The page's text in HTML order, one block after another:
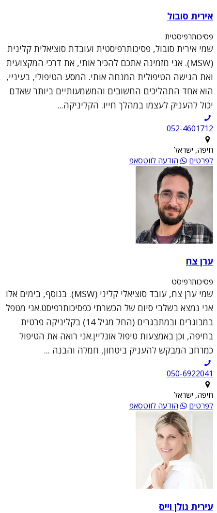
אירית סובול
פסיכותרפיסטית
שמי אירית סובול, פסיכותרפיסטית ועובדת סוציאלית קלינית
(MSW). אני מזמינה אתכם להכיר אותי, את דרכי המקצועית
ואת הגישה הטיפולית המנחה אותי. המסע הטיפולי, בעיניי,
הוא אחד התהליכים החשובים והמשמעותיים ביותר שאדם
יכול להעניק לעצמו במהלך חייו. הקליניקה...
052-4601712
חיפה, ישראל
לפרטים
הודעה לווטסאפ
ערן צח
פסיכותרפיסט
שמי ערן צח, עובד סוציאלי קליני (MSW). בנוסף, בימים אלו
אני נמצא בשלבי סיום של הכשרתי כפסיכותרפיסט.אני מטפל
במבוגרים ובמתבגרים (החל מגיל 14) בקליניקה פרטית
בחיפה, וכן באמצעות טיפול אונליין.אני רואה את הטיפול
כמרחב המבקש להעניק ביטחון, חמלה והבנה ...
050-6922041
חיפה, ישראל
לפרטים
הודעה לווטסאפ
עירית גולן וייס